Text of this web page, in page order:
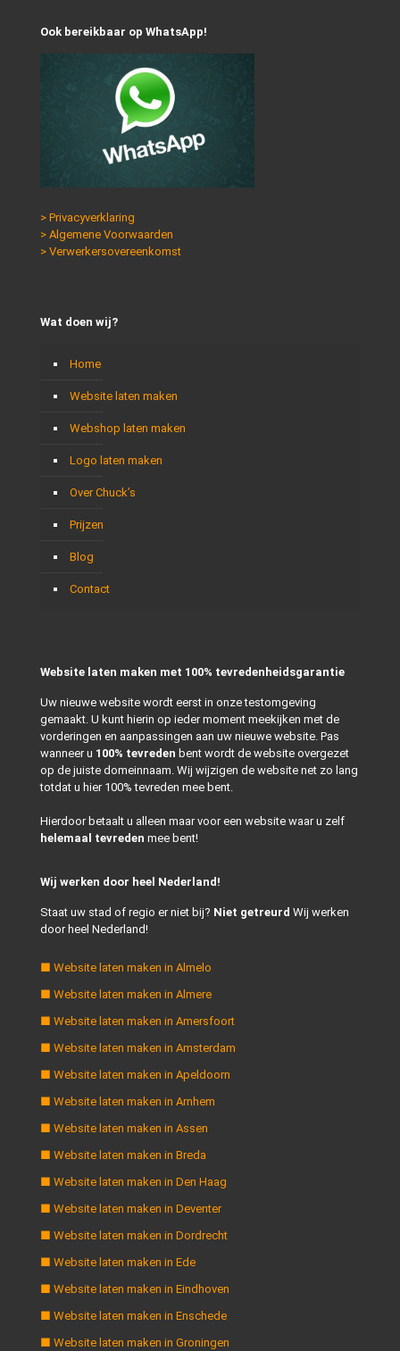
Ook bereikbaar op WhatsApp!
> Privacyverklaring
> Algemene Voorwaarden
> Verwerkersovereenkomst
Wat doen wij?
Home
Website laten maken
Webshop laten maken
Logo laten maken
Over Chuck’s
Prijzen
Blog
Contact
Website laten maken met 100% tevredenheidsgarantie
Uw nieuwe website wordt eerst in onze testomgeving
gemaakt. U kunt hierin op ieder moment meekijken met de
vorderingen en aanpassingen aan uw nieuwe website. Pas
wanneer u 100% tevreden bent wordt de website overgezet
op de juiste domeinnaam. Wij wijzigen de website net zo lang
totdat u hier 100% tevreden mee bent.
Hierdoor betaalt u alleen maar voor een website waar u zelf
helemaal tevreden mee bent!
Wij werken door heel Nederland!
Staat uw stad of regio er niet bij? Niet getreurd Wij werken
door heel Nederland!
■ Website laten maken in Almelo
■ Website laten maken in Almere
■ Website laten maken in Amersfoort
■ Website laten maken in Amsterdam
■ Website laten maken in Apeldoorn
■ Website laten maken in Arnhem
■ Website laten maken in Assen
■ Website laten maken in Breda
■ Website laten maken in Den Haag
■ Website laten maken in Deventer
■ Website laten maken in Dordrecht
■ Website laten maken in Ede
■ Website laten maken in Eindhoven
■ Website laten maken in Enschede
■ Website laten maken in Groningen